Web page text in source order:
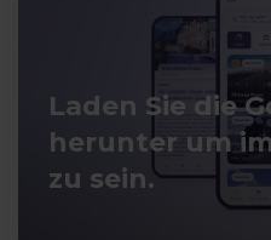
Laden Sie die
herunter um
zu sein.